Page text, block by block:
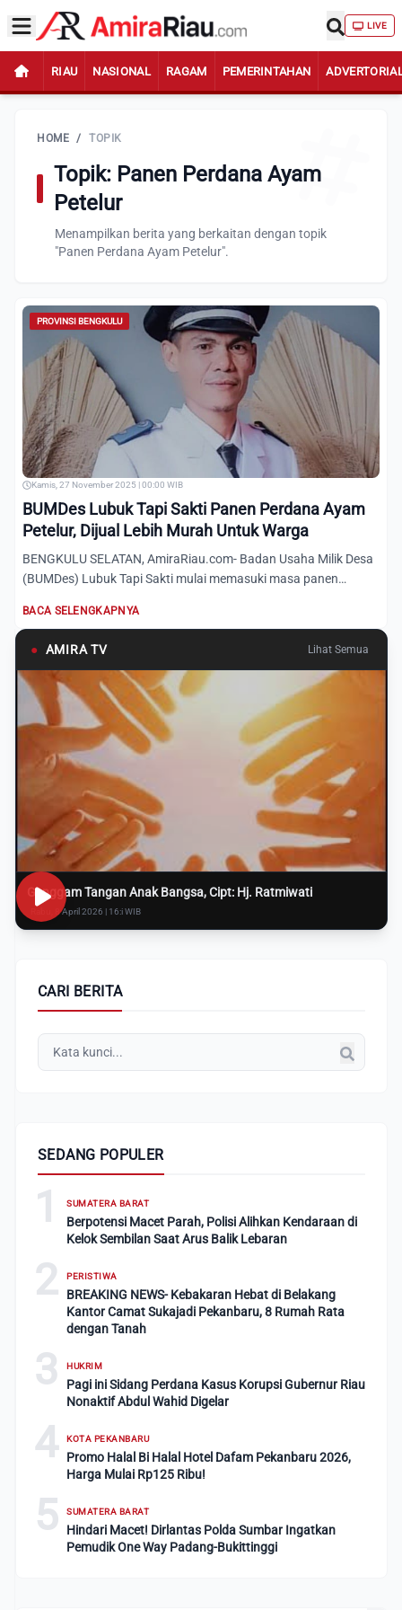
LIVE
RIAU NASIONAL RAGAM PEMERINTAHAN
HOME / TOPIK
Topik: Panen Perdana Ayam
Petelur
Menampilkan berita yang berkaitan dengan topik
"Panen Perdana Ayam Petelur".
PROVINSI BENGKULU
Kamis, 27 November 2025 | 00:00 WIB
BUMDes Lubuk Tapi Sakti Panen Perdana Ayam
Petelur, Dijual Lebih Murah Untuk Warga
BENGKULU SELATAN, AmiraRiau.com- Badan Usaha Milik Desa
(BUMDes) Lubuk Tapi Sakti mulai memasuki masa panen
BACA SELENGKAPNYA
● AMIRA TV Lihat Semua
Genggam Tangan Anak Bangsa, Cipt: Hj. Ratmiwati
Rabu, 8 April 2026 | 16:i WIB
CARI BERITA
SEDANG POPULER
1 SUMATERA BARAT
Berpotensi Macet Parah, Polisi Alihkan Kendaraan di
Kelok Sembilan Saat Arus Balik Lebaran
2 PERISTIWA
BREAKING NEWS- Kebakaran Hebat di Belakang
Kantor Camat Sukajadi Pekanbaru, 8 Rumah Rata
dengan Tanah
3 HUKRIM
Pagi ini Sidang Perdana Kasus Korupsi Gubernur Riau
Nonaktif Abdul Wahid Digelar
4 KOTA PEKANBARU
Promo Halal Bi Halal Hotel Dafam Pekanbaru 2026,
Harga Mulai Rp125 Ribu!
5 SUMATERA BARAT
Hindari Macet! Dirlantas Polda Sumbar Ingatkan
Pemudik One Way Padang-Bukittinggi